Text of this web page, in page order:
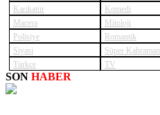
Karikatür
Komedi
Macera
Mitoloji
Polisiye
Romantik
Siyasi
Süper Kahraman
Türkçe
TV
SON HABER